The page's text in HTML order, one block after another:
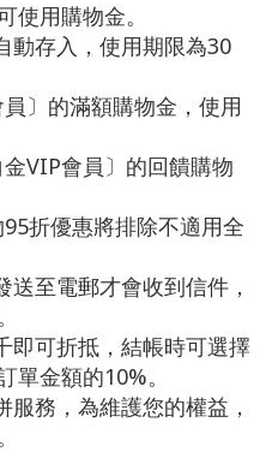
使用購物金。
動存入，使用期限為30
〕的滿額購物金，使用
VIP會員〕的回饋購物
折優惠將排除不適用全
至電郵才會收到信件，
即可折抵，結帳時可選擇
單金額的10%。
務，為維護您的權益，